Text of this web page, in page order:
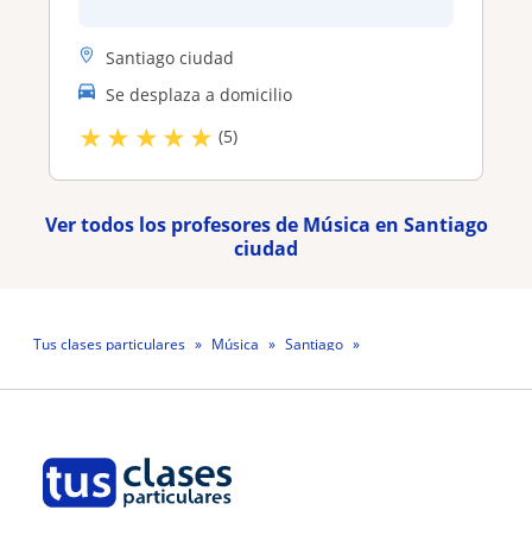
Santiago ciudad
Se desplaza a domicilio
★★ ★★★ (5)
Ver todos los profesores de Música en Santiago
ciudad
Tus clases particulares Música
Santiago